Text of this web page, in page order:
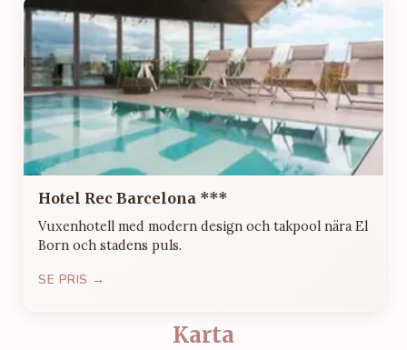
Hotel Rec Barcelona ***
Vuxenhotell med modern design och takpool nära El
Born och stadens puls.
SE PRIS →
Karta